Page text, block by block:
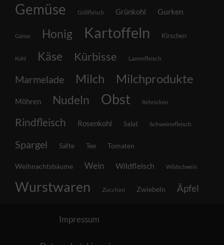
Gemüse Grillfleisch Grünkohl Gurken
Gänse Honig Kartoffeln Kirschen
Kohl Käse Kürbisse Lammfleisch
Marmelade Milch Milchprodukte
Möhren Nudeln Obst Rehrücken
Rindfleisch Rosenkohl Salat Schweinefleisch
Spargel Säfte Tee Tomaten
Weihnachtsbäume Wein Wildfleisch Wildschwein
Wurstwaren Zucchini Zwiebeln Äpfel
Impressum